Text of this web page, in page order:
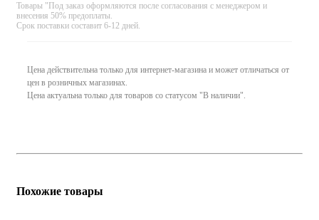
Товары "Под заказ оформляются после согласования с менеджером и
внесения 50% предоплаты.
Срок поставки составит 6-12 дней.
Цена действительна только для интернет-магазина и может отличаться от
цен в розничных магазинах.
Цена актуальна только для товаров со статусом "В наличии".
Похожие товары